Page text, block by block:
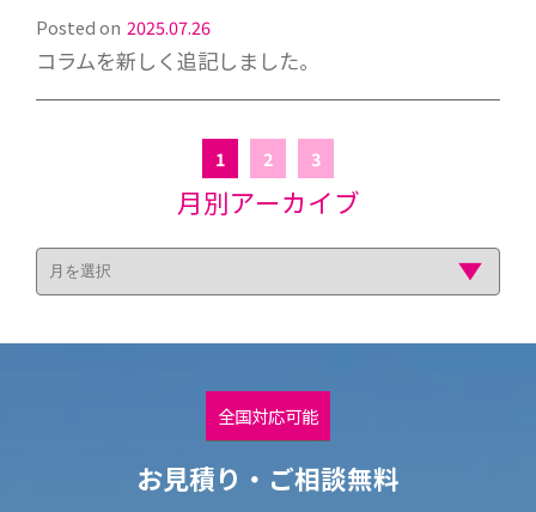
Posted on 2025.07.26
コラムを新しく追記しました。
1 2 3
月別アーカイブ
全国対応可能
お見積り・ご相談無料